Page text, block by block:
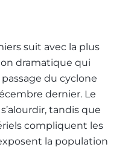
suit avec la plus
dramatique qui
du cyclone
dernier. Le
tandis que
compliquent les
la population